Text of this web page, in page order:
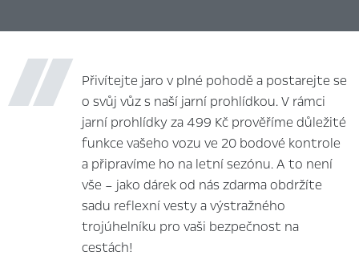
Přivítejte jaro v plné pohodě a postarejte se
o svůj vůz s naší jarní prohlídkou. V rámci
jarní prohlídky za 499 Kč prověříme důležité
funkce vašeho vozu ve 20 bodové kontrole
a připravíme ho na letní sezónu. A to není
vše – jako dárek od nás zdarma obdržíte
sadu reflexní vesty a výstražného
trojúhelníku pro vaši bezpečnost na
cestách!